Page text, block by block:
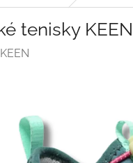
tenisky
KEEN